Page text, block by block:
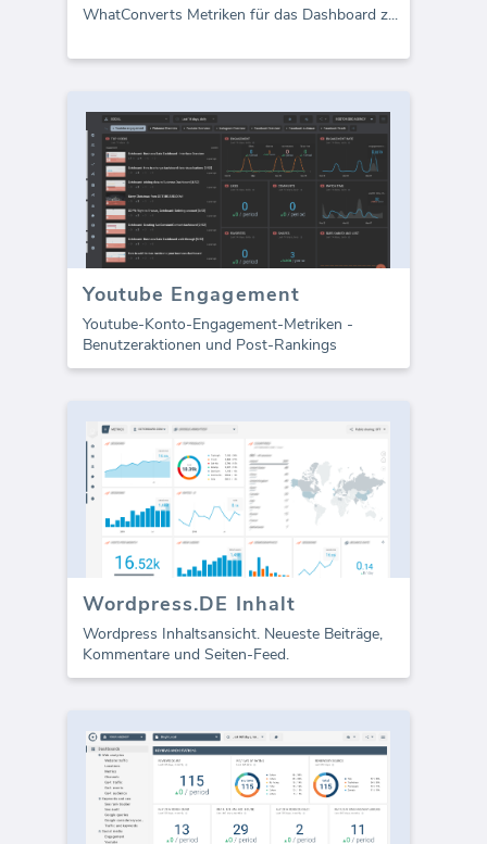
WhatConverts Metriken für das Dashboard z...
Youtube Engagement
Youtube-Konto-Engagement-Metriken -
Benutzeraktionen und Post-Rankings
Wordpress.DE Inhalt
Wordpress Inhaltsansicht. Neueste Beiträge,
Kommentare und Seiten-Feed.